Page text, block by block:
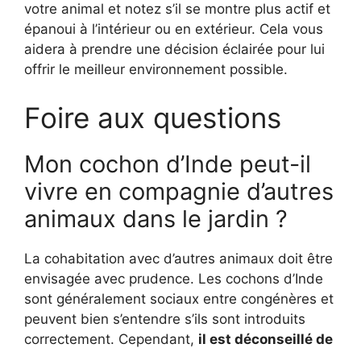
votre animal et notez s’il se montre plus actif et
épanoui à l’intérieur ou en extérieur. Cela vous
aidera à prendre une décision éclairée pour lui
offrir le meilleur environnement possible.
Foire aux questions
Mon cochon d’Inde peut-il
vivre en compagnie d’autres
animaux dans le jardin ?
La cohabitation avec d’autres animaux doit être
envisagée avec prudence. Les cochons d’Inde
sont généralement sociaux entre congénères et
peuvent bien s’entendre s’ils sont introduits
correctement. Cependant, il est déconseillé de